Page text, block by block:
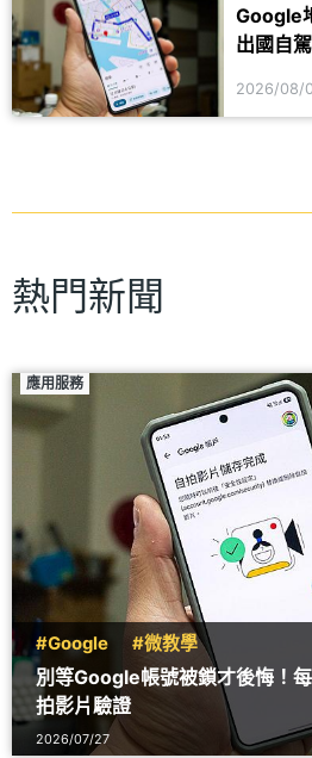
Google
出國自
2026/08/
熱門新聞
應用服務
#Google #微教學
別等Google帳號被鎖才後悔！
拍影片驗證
2026/07/27